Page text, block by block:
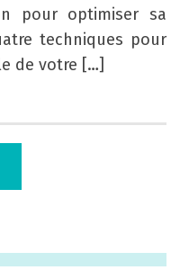
pour optimiser sa
techniques pour
de votre […]